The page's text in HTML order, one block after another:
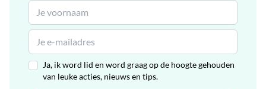
Ja, ik word lid en word graag op de hoogte gehouden
van leuke acties, nieuws en tips.